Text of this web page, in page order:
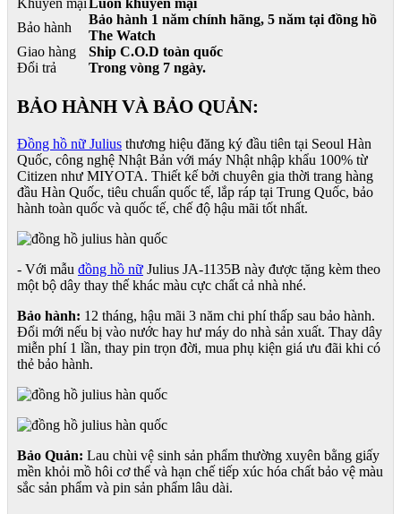
Khuyến mạiLuôn khuyến mại
Bảo hành
Bảo hành 1 năm chính hãng, 5 năm tại đồng hồ
The Watch
Giao hàng
Ship C.O.D toàn quốc
Đổi trả
Trong vòng 7 ngày.
BẢO HÀNH VÀ BẢO QUẢN:
Đồng hồ nữ Julius thương hiệu đăng ký đầu tiên tại Seoul Hàn
Quốc, công nghệ Nhật Bản với máy Nhật nhập khẩu 100% từ
Citizen như MIYOTA. Thiết kế bởi chuyên gia thời trang hàng
đầu Hàn Quốc, tiêu chuẩn quốc tế, lắp ráp tại Trung Quốc, bảo
hành toàn quốc và quốc tế, chế độ hậu mãi tốt nhất.
- Với mẫu đồng hồ nữ Julius JA-1135B này được tặng kèm theo
một bộ dây thay thế khác màu cực chất cả nhà nhé.
Bảo hành: 12 tháng, hậu mãi 3 năm chi phí thấp sau bảo hành.
Đổi mới nếu bị vào nước hay hư máy do nhà sản xuất. Thay dây
miễn phí 1 lần, thay pin trọn đời, mua phụ kiện giá ưu đãi khi có
thẻ bảo hành.
Bảo Quản: Lau chùi vệ sinh sản phẩm thường xuyên bằng giấy
mền khỏi mồ hôi cơ thể và hạn chế tiếp xúc hóa chất bảo vệ màu
sắc sản phẩm và pin sản phẩm lâu dài.